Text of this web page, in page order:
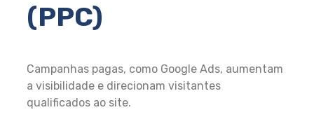
(PPC)
Campanhas pagas, como Google Ads, aumentam
a visibilidade e direcionam visitantes
qualificados ao site.